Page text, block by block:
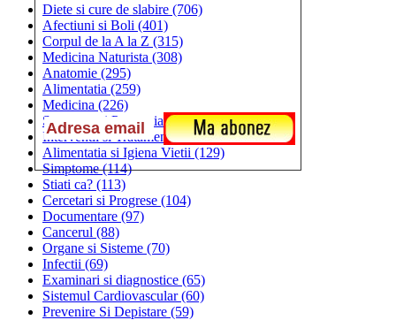
Diete si cure de slabire (706)
Afectiuni si Boli (401)
Corpul de la A la Z (315)
Medicina Naturista (308)
Anatomie (295)
Alimentatia (259)
Medicina (226)
Sanatatea si Preventia(170)
Interventii si Tratamente(167)
Alimentatia si Igiena Vietii (129)
Simptome(114)
Stiati ca? (113)
Cercetari si Progrese (104)
Documentare (97)
Cancerul (88)
Organe si Sisteme (70)
Infectii (69)
Examinari si diagnostice (65)
Sistemul Cardiovascular(60)
Prevenire Si Depistare (59)